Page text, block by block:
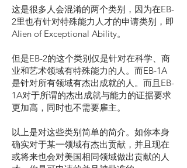
这是很多人会混淆的两个类别，因为在EB-
2里也有针对特殊能力人才的申请类别，即
Alien of Exceptional Ability。
但是EB-2的这个类别仅是针对在科学、商
业和艺术领域有特殊能力的人。而EB-1A
是针对所有领域有杰出成就的人。而且EB-
1A对于所谓的杰出成就与能力的证据要求
更加高，同时也不需要雇主。
以上是对这些类别简单的简介。如你本身
确实对于某一领域有杰出贡献，并且现在
或将来也会对美国相同领域做出贡献的人